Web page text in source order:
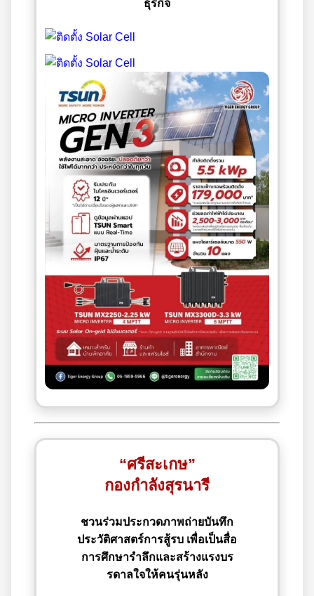
ธุรกิจ
“ศรีสะเกษ”
กองกำลังสุรนารี
ชวนร่วมประกวดภาพถ่ายบันทึก
ประวัติศาสตร์การสู้รบ เพื่อเป็นสื่อ
การศึกษารำลึกและสร้างแรงบร
รดาลใจให้คนรุ่นหลัง